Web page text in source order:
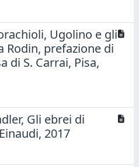
Ugolino e gli
Rodin, prefazione di
di S. Carrai, Pisa,
Gli ebrei di
2017